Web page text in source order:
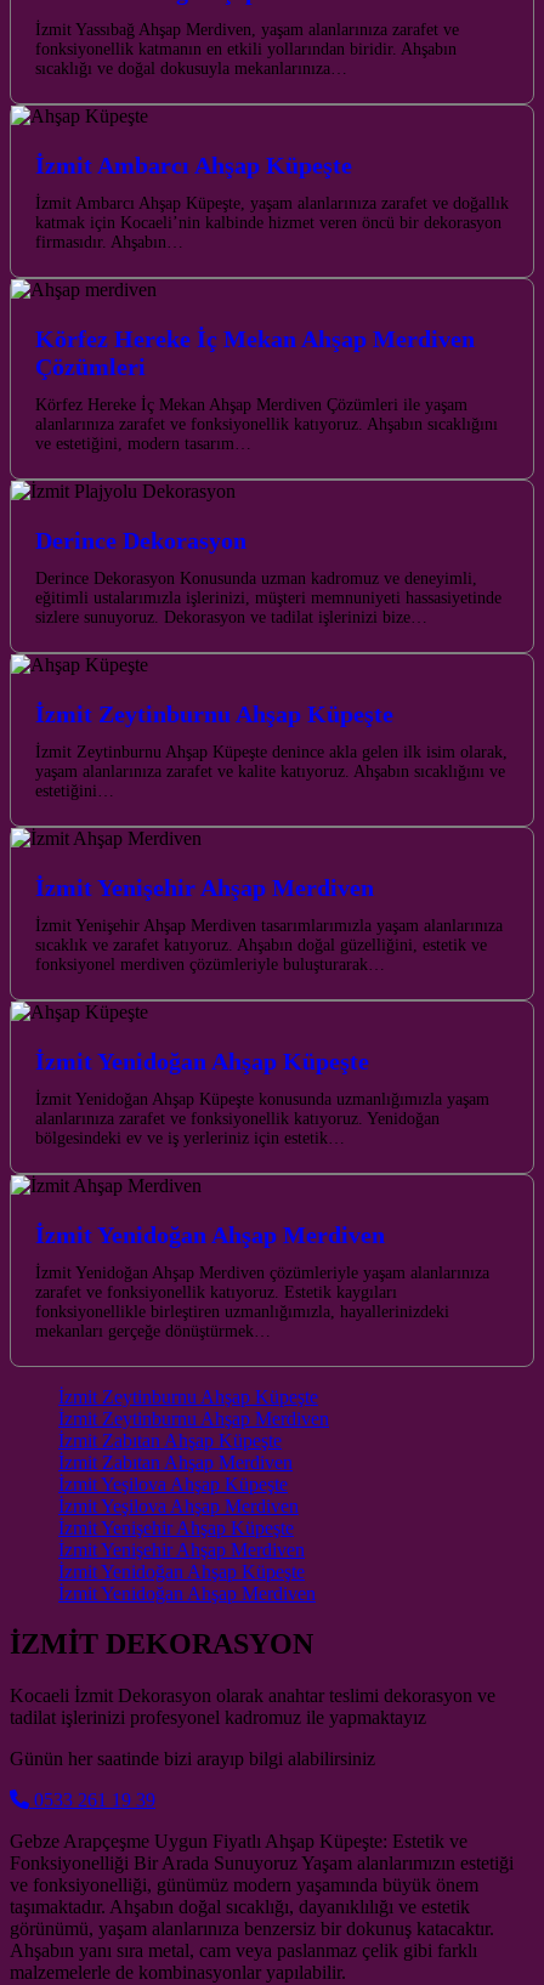
İzmit Yassıbağ Ahşap Merdiven, yaşam alanlarınıza zarafet ve
fonksiyonellik katmanın en etkili yollarından biridir. Ahşabın
sıcaklığı ve doğal dokusuyla mekanlarınıza…
İzmit Ambarcı Ahşap Küpeşte
İzmit Ambarcı Ahşap Küpeşte, yaşam alanlarınıza zarafet ve doğallık
katmak için Kocaeli’nin kalbinde hizmet veren öncü bir dekorasyon
firmasıdır. Ahşabın…
Körfez Hereke İç Mekan Ahşap Merdiven
Çözümleri
Körfez Hereke İç Mekan Ahşap Merdiven Çözümleri ile yaşam
alanlarınıza zarafet ve fonksiyonellik katıyoruz. Ahşabın sıcaklığını
ve estetiğini, modern tasarım…
Derince Dekorasyon
Derince Dekorasyon Konusunda uzman kadromuz ve deneyimli,
eğitimli ustalarımızla işlerinizi, müşteri memnuniyeti hassasiyetinde
sizlere sunuyoruz. Dekorasyon ve tadilat işlerinizi bize…
İzmit Zeytinburnu Ahşap Küpeşte
İzmit Zeytinburnu Ahşap Küpeşte denince akla gelen ilk isim olarak,
yaşam alanlarınıza zarafet ve kalite katıyoruz. Ahşabın sıcaklığını ve
estetiğini…
İzmit Yenişehir Ahşap Merdiven
İzmit Yenişehir Ahşap Merdiven tasarımlarımızla yaşam alanlarınıza
sıcaklık ve zarafet katıyoruz. Ahşabın doğal güzelliğini, estetik ve
fonksiyonel merdiven çözümleriyle buluşturarak…
İzmit Yenidoğan Ahşap Küpeşte
İzmit Yenidoğan Ahşap Küpeşte konusunda uzmanlığımızla yaşam
alanlarınıza zarafet ve fonksiyonellik katıyoruz. Yenidoğan
bölgesindeki ev ve iş yerleriniz için estetik…
İzmit Yenidoğan Ahşap Merdiven
İzmit Yenidoğan Ahşap Merdiven çözümleriyle yaşam alanlarınıza
zarafet ve fonksiyonellik katıyoruz. Estetik kaygıları
fonksiyonellikle birleştiren uzmanlığımızla, hayallerinizdeki
mekanları gerçeğe dönüştürmek…
İzmit Zeytinburnu Ahşap Küpeşte
İzmit Zeytinburnu Ahşap Merdiven
İzmit Zabıtan Ahşap Küpeşte
İzmit Zabıtan Ahşap Merdiven
İzmit Yeşilova Ahşap Küpeşte
İzmit Yeşilova Ahşap Merdiven
İzmit Yenişehir Ahşap Küpeşte
İzmit Yenişehir Ahşap Merdiven
İzmit Yenidoğan Ahşap Küpeşte
İzmit Yenidoğan Ahşap Merdiven
İZMİT DEKORASYON
Kocaeli İzmit Dekorasyon olarak anahtar teslimi dekorasyon ve
tadilat işlerinizi profesyonel kadromuz ile yapmaktayız
Günün her saatinde bizi arayıp bilgi alabilirsiniz
0533 261 19 39
Gebze Arapçeşme Uygun Fiyatlı Ahşap Küpeşte: Estetik ve
Fonksiyonelliği Bir Arada Sunuyoruz Yaşam alanlarımızın estetiği
ve fonksiyonelliği, günümüz modern yaşamında büyük önem
taşımaktadır. Ahşabın doğal sıcaklığı, dayanıklılığı ve estetik
görünümü, yaşam alanlarınıza benzersiz bir dokunuş katacaktır.
Ahşabın yanı sıra metal, cam veya paslanmaz çelik gibi farklı
malzemelerle de kombinasyonlar yapılabilir.